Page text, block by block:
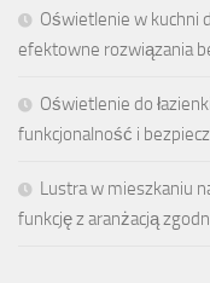
Oświetlenie w kuchni
efektowne rozwiązania
Oświetlenie do
funkcjonalność i
Lustra w mieszkaniu
funkcję z aranżacją